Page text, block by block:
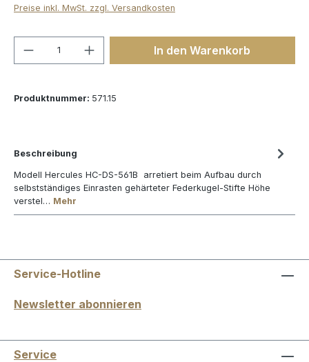
Preise inkl. MwSt. zzgl. Versandkosten
Produkt Anzahl: Gib denIn den Warenkorb
Produktnummer: 571.15
Beschreibung
Modell Hercules HC-DS-561B arretiert beim Aufbau durch
selbstständiges Einrasten gehärteter Federkugel-Stifte Höhe
verstel… Mehr
Service-Hotline
Newsletter abonnieren
Service